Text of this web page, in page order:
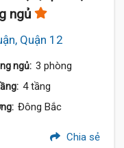
ngủ
Quận 12
ngủ: 3 phòng
4 tầng
Đông Bắc
Chia sẻ